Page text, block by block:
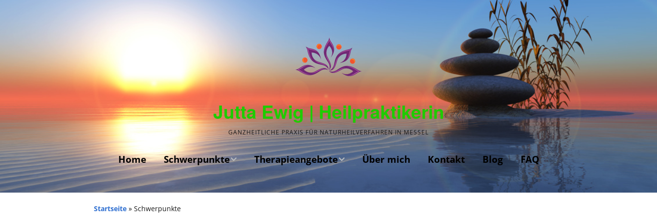
Jutta Ewig | Heilpraktikerin
GANZHEITLICHE PRAXIS FÜR NATURHEILVERFAHREN IN MESSEL
Home Schwerpunkte
Allergien –
Unverträglichkeit
Therapieangebote
Kinesiologie
Über mich Kontakt Blog FAQ
Startseite » Schwerpunkte